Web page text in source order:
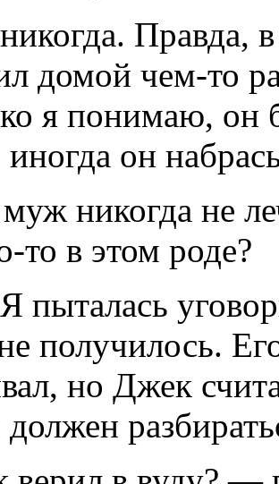
Правда, в
домой чем-то
я понимаю, он
иногда он
никогда не
то в этом роде?
получилось.
но Джек